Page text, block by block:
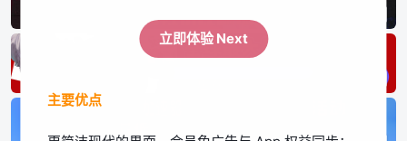
立即体验 Next
主要优点